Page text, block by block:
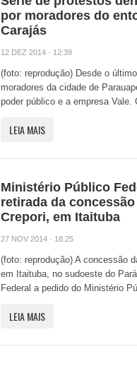
por moradores do
Carajás
12 DEZ 2014 · 12:39
(foto: reprodução) Desde o
moradores da cidade de
poder público e a empresa
LEIA MAIS
Ministério Público
retirada da
Crepori, em Itaituba
27 NOV 2014 · 18:25
(foto: reprodução) A concessão
em Itaituba, no sudoeste do
Federal a pedido do Ministério
LEIA MAIS